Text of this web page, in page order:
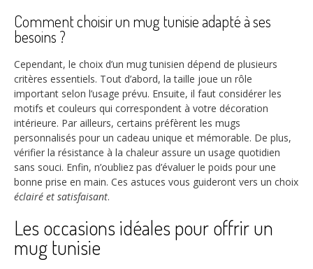
Comment choisir un mug tunisie adapté à ses
besoins ?
Cependant, le choix d’un mug tunisien dépend de plusieurs
critères essentiels. Tout d’abord, la taille joue un rôle
important selon l’usage prévu. Ensuite, il faut considérer les
motifs et couleurs qui correspondent à votre décoration
intérieure. Par ailleurs, certains préfèrent les mugs
personnalisés pour un cadeau unique et mémorable. De plus,
vérifier la résistance à la chaleur assure un usage quotidien
sans souci. Enfin, n’oubliez pas d’évaluer le poids pour une
bonne prise en main. Ces astuces vous guideront vers un choix
éclairé et satisfaisant.
Les occasions idéales pour offrir un
mug tunisie